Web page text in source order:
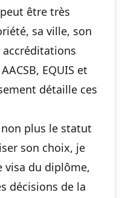
être très
sa ville, son
accréditations
EQUIS et
détaille ces
non plus le statut
son choix, je
visa du diplôme,
décisions de la